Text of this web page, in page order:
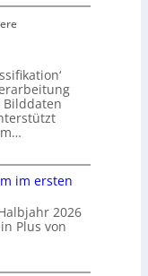
Bilddaten
im ersten
2026
Plus von